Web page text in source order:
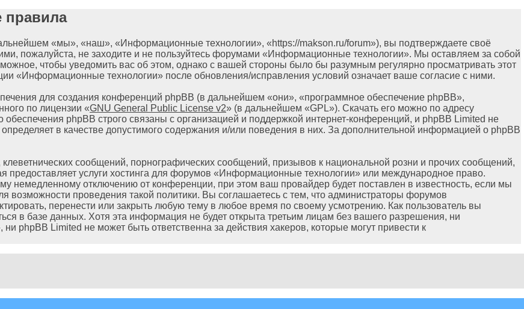
«мы», «наш», «Информационные технологии», «https://makson.ru/forum»), вы подтверждаете своё
пожалуйста, не заходите и не пользуйтесь форумами «Информационные технологии». Мы оставляем за собой
чтобы уведомить вас об этом, однако с вашей стороны было бы разумным регулярно просматривать этот
«Информационные технологии» после обновления/исправления условий означает ваше согласие с ними.
для создания конференций phpBB (в дальнейшем «они», «программное обеспечение phpBB»,
по лицензии «GNU General Public License v2» (в дальнейшем «GPL»). Скачать его можно по адресу
phpBB строго связаны с организацией и поддержкой интернет-конференций, и phpBB Limited не
в качестве допустимого содержания и/или поведения в них. За дополнительной информацией о phpBB
сообщений, порнографических сообщений, призывов к национальной розни и прочих сообщений,
предоставляет услуги хостинга для форумов «Информационные технологии» или международное право.
немедленному отключению от конференции, при этом ваш провайдер будет поставлен в известность, если мы
возможности проведения такой политики. Вы соглашаетесь с тем, что администраторы форумов
перенести или закрыть любую тему в любое время по своему усмотрению. Как пользователь вы
в базе данных. Хотя эта информация не будет открыта третьим лицам без вашего разрешения, ни
phpBB Limited не может быть ответственна за действия хакеров, которые могут привести к